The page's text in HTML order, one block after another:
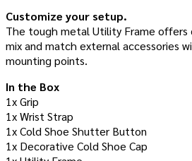
Customize your setup.
The tough metal Utility Frame
mix and match external accessories
mounting points.
In the Box
1x Grip
1x Wrist Strap
1x Cold Shoe Shutter Button
1x Decorative Cold Shoe Cap